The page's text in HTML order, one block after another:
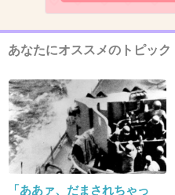
川田アナは可愛いけど
てきたな
出典：sirabee.com
あなたにオススメのトピック
「ああァ、だまされちゃっ